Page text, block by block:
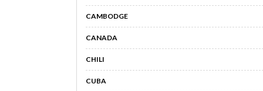
CAMBODGE
CANADA
CHILI
CUBA